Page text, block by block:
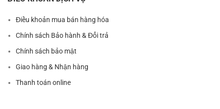
Điều khoản mua bán hàng hóa
Chính sách Bảo hành & Đổi trả
Chính sách bảo mật
Giao hàng & Nhận hàng
Thanh toán online